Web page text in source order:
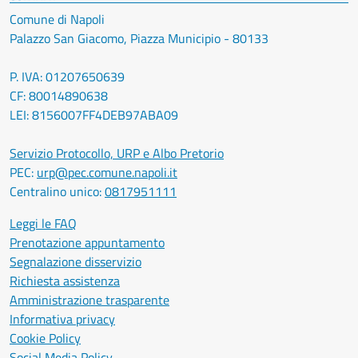
Comune di Napoli
Palazzo San Giacomo, Piazza Municipio - 80133
P. IVA: 01207650639
CF: 80014890638
LEI: 8156007FF4DEB97ABA09
Servizio Protocollo, URP e Albo Pretorio
PEC: urp@pec.comune.napoli.it
Centralino unico:0817951111
Leggi le FAQ
Prenotazione appuntamento
Segnalazione disservizio
Richiesta assistenza
Amministrazione trasparente
Informativa privacy
Cookie Policy